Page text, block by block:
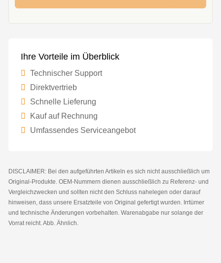
Ihre Vorteile im Überblick
Technischer Support
Direktvertrieb
Schnelle Lieferung
Kauf auf Rechnung
Umfassendes Serviceangebot
DISCLAIMER: Bei den aufgeführten Artikeln es sich nicht ausschließlich um
Original-Produkte. OEM-Nummern dienen ausschließlich zu Referenz- und
Vergleichzwecken und sollten nicht den Schluss nahelegen oder darauf
hinweisen, dass unsere Ersatzteile von Original gefertigt wurden. Irrtümer
und technische Änderungen vorbehalten. Warenabgabe nur solange der
Vorrat reicht. Abb. Ähnlich.